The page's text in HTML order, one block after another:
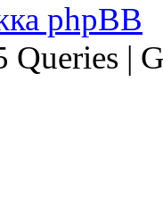
phpBB
Queries |